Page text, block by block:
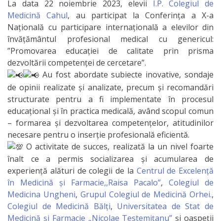
IPCMC
Posturi
vacante
Transparență
Planuri și
rapoarte
de
activitate
Acte
normative
La data 22 noiembrie 2023, elevii I.P. Colegiul de
Medicină Cahul, au participat la Conferința a X-a
Națională cu participare internațională a elevilor din
învățământul profesional medical cu genericul:
”Promovarea educației de calitate prin prisma
dezvoltării competenței de cercetare”.
Au fost abordate subiecte inovative, sondaje
de opinii realizate și analizate, precum și recomandări
structurate pentru a fi implementate în procesul
educațional și în practica medicală, având scopul comun
– formarea și dezvoltarea competențelor, atitudinilor
necesare pentru o inserție profesională eficientă.
O activitate de succes, realizată la un nivel foarte
înalt ce a permis socializarea și acumularea de
experiență alături de colegii de la Centrul de Excelență
în Medicină și Farmacie,,Raisa Pacalo”, Colegiul de
Medicina Ungheni, Grupul Colegiul de Medicină Orhei.,
Colegiul de Medicină Bălți, Universitatea de Stat de
Medicină şi Farmacie „Nicolae Testemiţanu” și oaspeții